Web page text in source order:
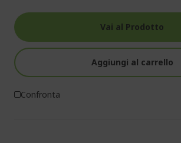
Vai al Prodotto
Aggiungi al carrello
Confronta